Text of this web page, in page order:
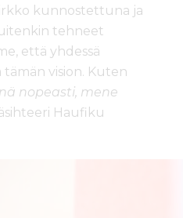
kunnostettuna ja
tehneet
että yhdessä
vision. Kuten
nopeasti, mene
Haufiku